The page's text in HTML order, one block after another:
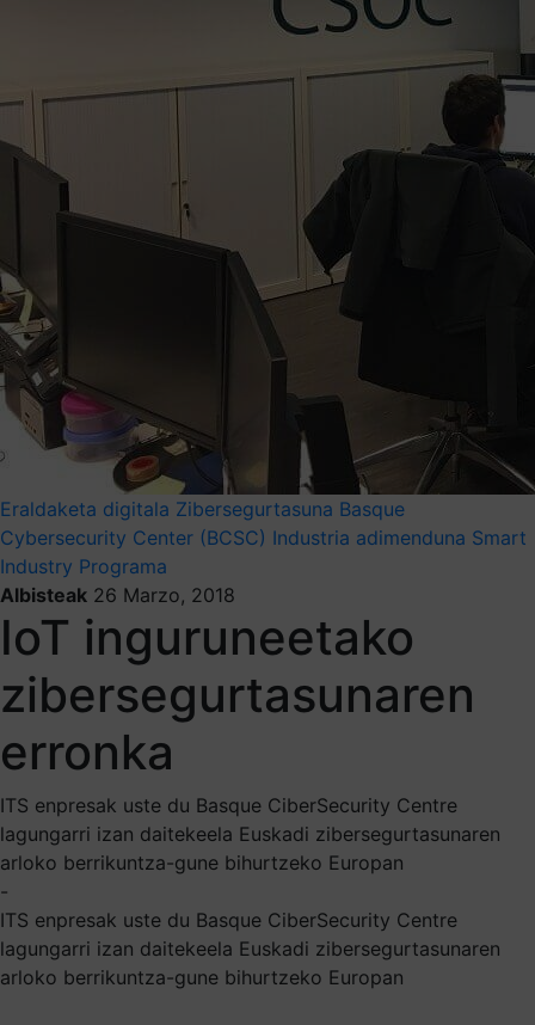
Eraldaketa digitala Zibersegurtasuna Basque
Cybersecurity Center (BCSC) Industria adimenduna Smart
Industry Programa
Albisteak 26 Marzo, 2018
IoT inguruneetako
zibersegurtasunaren
erronka
ITS enpresak uste du Basque CiberSecurity Centre
lagungarri izan daitekeela Euskadi zibersegurtasunaren
arloko berrikuntza-gune bihurtzeko Europan
-
ITS enpresak uste du Basque CiberSecurity Centre
lagungarri izan daitekeela Euskadi zibersegurtasunaren
arloko berrikuntza-gune bihurtzeko Europan